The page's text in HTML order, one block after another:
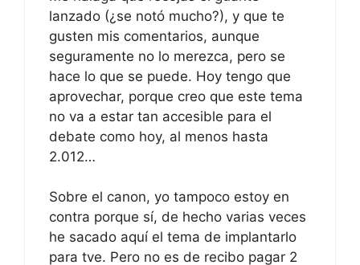
lanzado (¿se notó mucho?), y que te
gusten mis comentarios, aunque
seguramente no lo merezca, pero se
hace lo que se puede. Hoy tengo que
aprovechar, porque creo que este tema
no va a estar tan accesible para el
debate como hoy, al menos hasta
2.012…
Sobre el canon, yo tampoco estoy en
contra porque sí, de hecho varias veces
he sacado aquí el tema de implantarlo
para tve. Pero no es de recibo pagar 2